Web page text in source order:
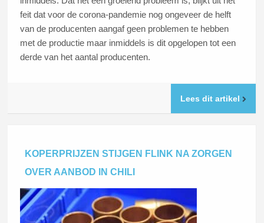
feit dat voor de corona-pandemie nog ongeveer de helft
van de producenten aangaf geen problemen te hebben
met de productie maar inmiddels is dit opgelopen tot een
derde van het aantal producenten.
Lees dit artikel
KOPERPRIJZEN STIJGEN FLINK NA ZORGEN
OVER AANBOD IN CHILI